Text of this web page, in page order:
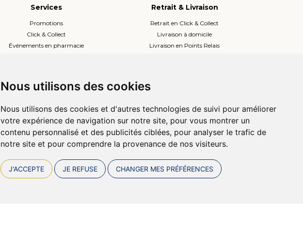
Nous utilisons des cookies
Nous utilisons des cookies et d'autres technologies de suivi pour améliorer
votre expérience de navigation sur notre site, pour vous montrer un
contenu personnalisé et des publicités ciblées, pour analyser le trafic de
notre site et pour comprendre la provenance de nos visiteurs.
J'ACCEPTE JE REFUSE CHANGER MES PRÉFÉRENCES
Services
Promotions
Click & Collect
Événements en pharmacie
Compte professionnel
Retrait & Livraison
Retrait en Click & Collect
Livraison à domicile
Livraison en Points Relais